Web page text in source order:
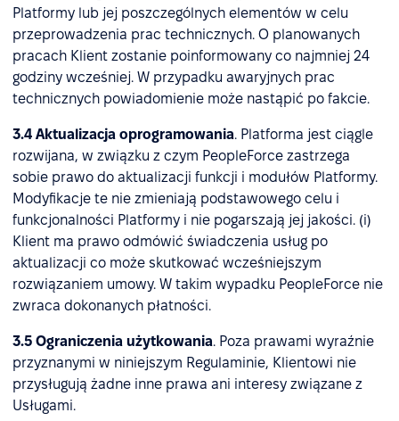
Platformy lub jej poszczególnych elementów w celu
przeprowadzenia prac technicznych. O planowanych
pracach Klient zostanie poinformowany co najmniej 24
godziny wcześniej. W przypadku awaryjnych prac
technicznych powiadomienie może nastąpić po fakcie.
3.4 Aktualizacja oprogramowania. Platforma jest ciągle
rozwijana, w związku z czym PeopleForce zastrzega
sobie prawo do aktualizacji funkcji i modułów Platformy.
Modyfikacje te nie zmieniają podstawowego celu i
funkcjonalności Platformy i nie pogarszają jej jakości. (i)
Klient ma prawo odmówić świadczenia usług po
aktualizacji co może skutkować wcześniejszym
rozwiązaniem umowy. W takim wypadku PeopleForce nie
zwraca dokonanych płatności.
3.5 Ograniczenia użytkowania. Poza prawami wyraźnie
przyznanymi w niniejszym Regulaminie, Klientowi nie
przysługują żadne inne prawa ani interesy związane z
Usługami.